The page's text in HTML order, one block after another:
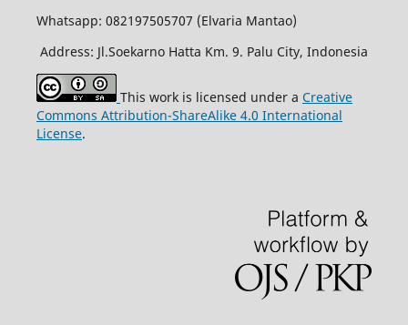
Whatsapp: 082197505707 (Elvaria Mantao)
Address: Jl.Soekarno Hatta Km. 9. Palu City, Indonesia
This work is licensed under a Creative
Commons Attribution-ShareAlike 4.0 International
License.